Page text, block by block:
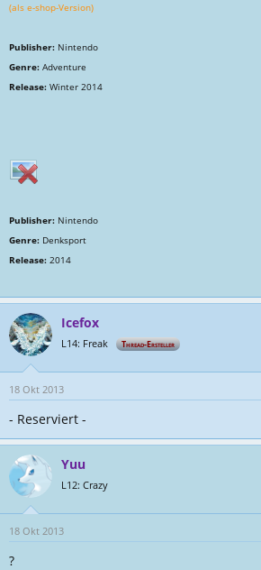
(als e-shop-Version)
Publisher: Nintendo
Genre: Adventure
Release: Winter 2014
Publisher: Nintendo
Genre: Denksport
Release: 2014
Icefox
L14: Freak Thread-Ersteller
18 Okt 2013
- Reserviert -
Yuu
L12: Crazy
18 Okt 2013
?